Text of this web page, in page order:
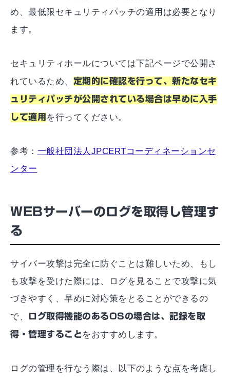
め、最低限セキュリティパッチの適用は必要となり
ます。
セキュリティホールについては下記ページで公開さ
れているため、 定期的に確認を行って、新たなセキ
ュリティパッチが公開されている場合は早めに入手
して適用 を行ってください。
参考： 一般社団法人JPCERTコーディネーションセ
ンター
WEBサーバーのログを取得し管理す
る
サイバー攻撃は完全に防ぐことは難しいため、もし
も攻撃を受けた際には、ログを見ることで攻撃に気
づきやすく、早めに対応策をとることができるの
で、
ログ取得機能のあるOSの場合は、記録を取
得・管理すること をおすすめします。
ログの管理を行なう際は、以下のような点を考慮し